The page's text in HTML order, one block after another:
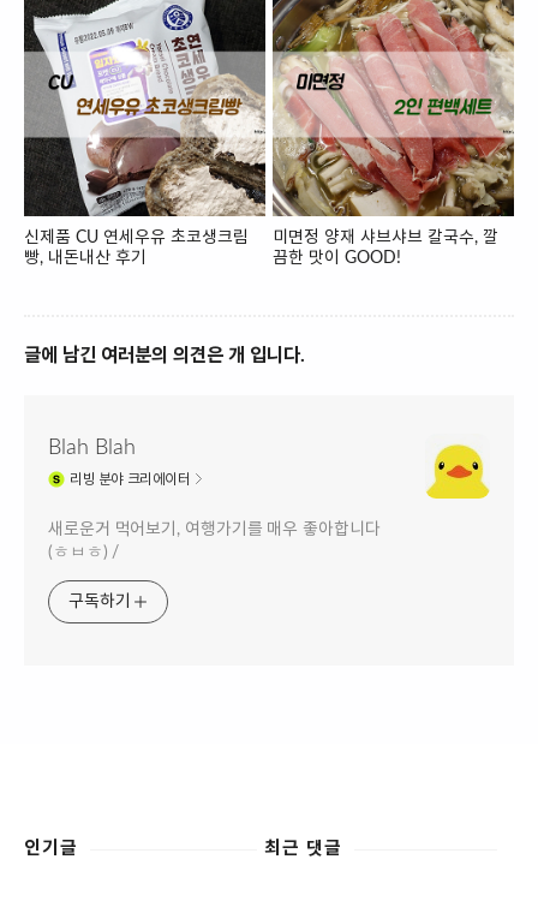
신제품 CU 연세우유 초코생크림
빵, 내돈내산 후기
미면정 양재 샤브샤브 칼국수, 깔
끔한 맛이 GOOD!
글에 남긴 여러분의 의견은 개 입니다.
Blah Blah
리빙 분야 크리에이터
새로운거 먹어보기, 여행가기를 매우 좋아합니다
(ㅎㅂㅎ) /
구독하기
인기글 최근 댓글